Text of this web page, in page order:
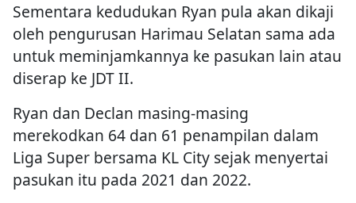
Sementara kedudukan Ryan pula akan dikaji
oleh pengurusan Harimau Selatan sama ada
untuk meminjamkannya ke pasukan lain atau
diserap ke JDT II.
Ryan dan Declan masing-masing
merekodkan 64 dan 61 penampilan dalam
Liga Super bersama KL City sejak menyertai
pasukan itu pada 2021 dan 2022.